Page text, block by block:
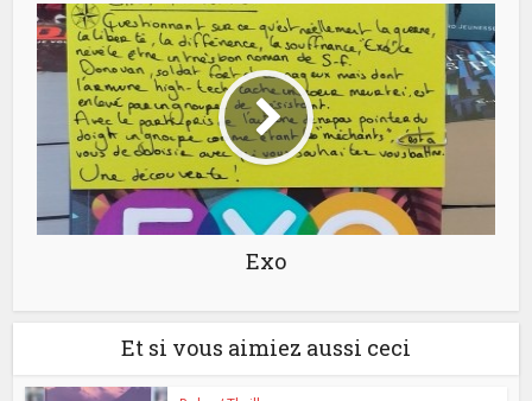
Exo
Et si vous aimiez aussi ceci